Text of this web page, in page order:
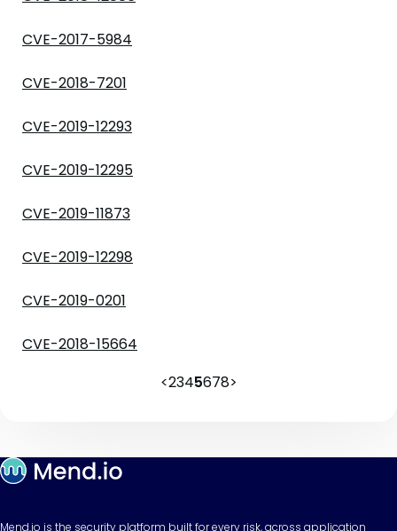
CVE-2017-5984
CVE-2018-7201
CVE-2019-12293
CVE-2019-12295
CVE-2019-11873
CVE-2019-12298
CVE-2019-0201
CVE-2018-15664
<2345678>
Mend.io is the security platform built for every risk, across application